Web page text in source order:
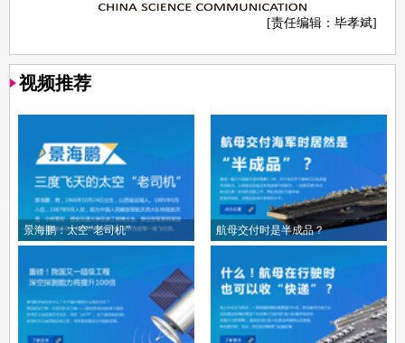
[责任编辑：毕孝斌]
视频推荐
景海鹏：太空“老司机” 航母交付时是半成品？